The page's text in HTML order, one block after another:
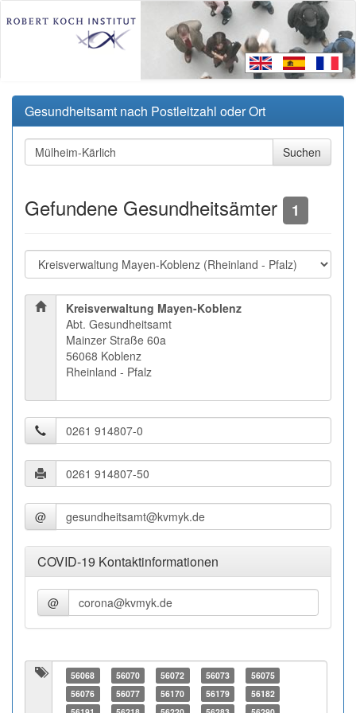
Gesundheitsamt nach Postleitzahl oder Ort
Gefundene Gesundheitsämter 1
Kreisverwaltung Mayen-Koblenz
Abt. Gesundheitsamt
Mainzer Straße 60a
56068 Koblenz
Rheinland - Pfalz
@
COVID-19 Kontaktinformationen
@
56068 56070 56072 56073
56075
56076
56077 56170 56179
56182